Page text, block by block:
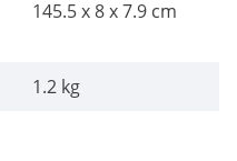
145.5 x 8 x 7.9 cm
1.2 kg